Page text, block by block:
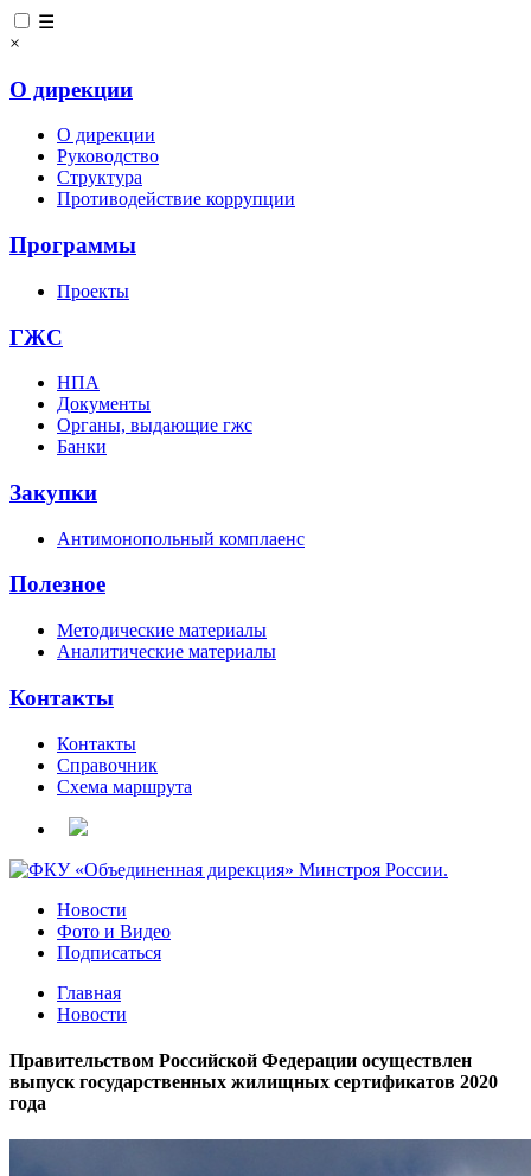
☰
×
О дирекции
О дирекции
Руководство
Структура
Противодействие коррупции
Программы
Проекты
ГЖС
НПА
Документы
Органы, выдающие гжс
Банки
Закупки
Антимонопольный комплаенс
Полезное
Методические материалы
Аналитические материалы
Контакты
Контакты
Справочник
Схема маршрута
Новости
Фото и Видео
Подписаться
Главная
Новости
Правительством Российской Федерации осуществлен
выпуск государственных жилищных сертификатов 2020
года